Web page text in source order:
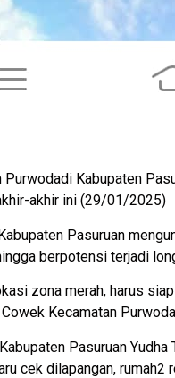
Kabupaten
akhir ini (29/01/2025)
Pasuruan
berpotensi terjadi
zona merah, harus
Kecamatan
Pasuruan
cek dilapangan,